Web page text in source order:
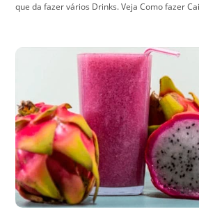
que da fazer vários Drinks. Veja Como fazer